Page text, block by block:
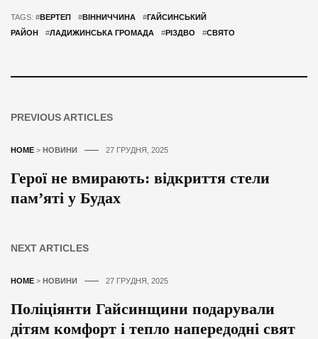
TAGS: #ВЕРТЕП #ВІННИЧЧИНА #ГАЙСИНСЬКИЙ
РАЙОН
#ЛАДИЖИНСЬКА ГРОМАДА #РІЗДВО #СВЯТО
PREVIOUS ARTICLES
HOME > НОВИНИ 27 ГРУДНЯ, 2025
Герої не вмирають: відкриття стели
пам’яті у Будах
NEXT ARTICLES
HOME > НОВИНИ 27 ГРУДНЯ, 2025
Поліціянти Гайсинщини подарували
дітям комфорт і тепло напередодні свят